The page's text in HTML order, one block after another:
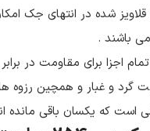
شده در انتهای جک
اجزا برای مقاومت در
که یکسان باقی مانده